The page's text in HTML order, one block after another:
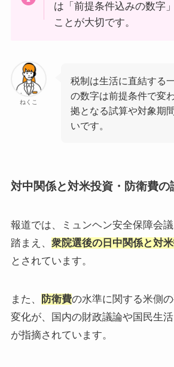
は「前提条件込みの数字
ことが大切です。
ねくこ
税制は生活に直結する
の数字は前提条件で変
拠となる試算や対象期
いです。
対中関係と対米投資・防衛費の
報道では、ミュンヘン安全保障会
踏まえ、 衆院選後の日中関係と対
とされています。
また、 防衛費の水準に関する米側
変化が、国内の財政議論や国民生
が指摘されています。